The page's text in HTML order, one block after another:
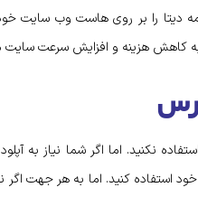
را بر روی هاست وب سایت خود
به کاهش هزینه و افزایش سرعت
نکنید. اما اگر شما نیاز به
استفاده کنید. اما به هر جهت اگر